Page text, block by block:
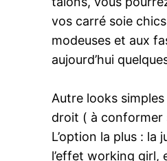
vos carré soie
modeuses et aux
aujourd’hui
Autre looks
droit ( à conformer
L’option la plus :
l’effet working girl,